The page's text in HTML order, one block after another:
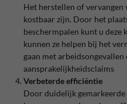
Het herstellen of vervangen
kostbaar zijn. Door het
beschermpalen kunt u deze
kunnen ze helpen bij het
gaan met
aansprakelijkheidsclaims
Verbeterde efficiëntie
Door duidelijk gemarkeerde